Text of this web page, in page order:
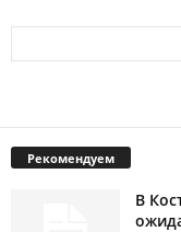
Рекомендуем
В